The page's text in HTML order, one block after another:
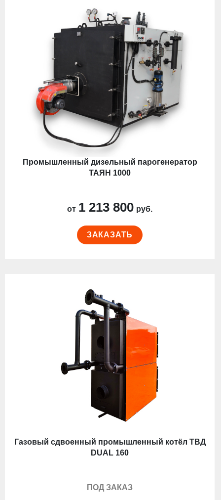
Промышленный дизельный парогенератор
ТАЯН 1000
от 1 213 800 руб.
ЗАКАЗАТЬ
Газовый сдвоенный промышленный котёл ТВД
DUAL 160
ПОД ЗАКАЗ